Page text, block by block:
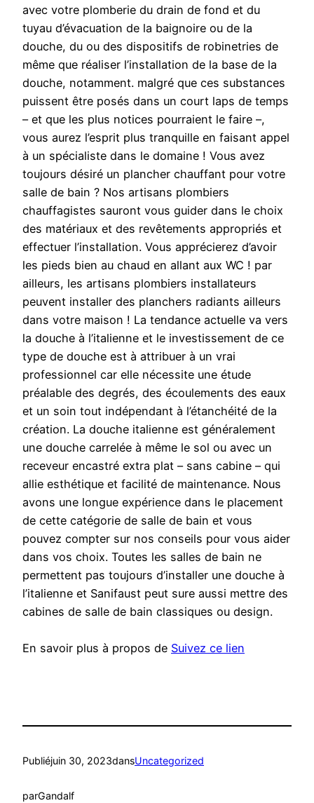
avec votre plomberie du drain de fond et du
tuyau d’évacuation de la baignoire ou de la
douche, du ou des dispositifs de robinetries de
même que réaliser l’installation de la base de la
douche, notamment. malgré que ces substances
puissent être posés dans un court laps de temps
– et que les plus notices pourraient le faire –,
vous aurez l’esprit plus tranquille en faisant appel
à un spécialiste dans le domaine ! Vous avez
toujours désiré un plancher chauffant pour votre
salle de bain ? Nos artisans plombiers
chauffagistes sauront vous guider dans le choix
des matériaux et des revêtements appropriés et
effectuer l’installation. Vous apprécierez d’avoir
les pieds bien au chaud en allant aux WC ! par
ailleurs, les artisans plombiers installateurs
peuvent installer des planchers radiants ailleurs
dans votre maison ! La tendance actuelle va vers
la douche à l’italienne et le investissement de ce
type de douche est à attribuer à un vrai
professionnel car elle nécessite une étude
préalable des degrés, des écoulements des eaux
et un soin tout indépendant à l’étanchéité de la
création. La douche italienne est généralement
une douche carrelée à même le sol ou avec un
receveur encastré extra plat – sans cabine – qui
allie esthétique et facilité de maintenance. Nous
avons une longue expérience dans le placement
de cette catégorie de salle de bain et vous
pouvez compter sur nos conseils pour vous aider
dans vos choix. Toutes les salles de bain ne
permettent pas toujours d’installer une douche à
l’italienne et Sanifaust peut sure aussi mettre des
cabines de salle de bain classiques ou design.
En savoir plus à propos de Suivez ce lien
Publiéjuin 30, 2023dansUncategorized
parGandalf